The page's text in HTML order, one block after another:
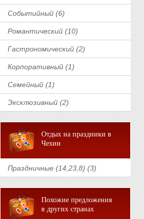
Событийный (6)
Романтический (10)
Гастрономический (2)
Корпоративный (1)
Семейный (1)
Эксклюзивный (2)
Отдых на праздники в
Чехии
Праздничные (14,23,8) (3)
Похожие предложения
в других странах